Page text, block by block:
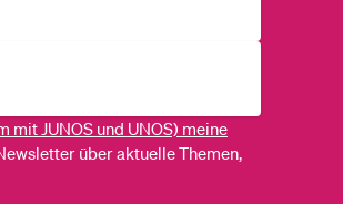
mit JUNOS und UNOS) meine
über aktuelle Themen,